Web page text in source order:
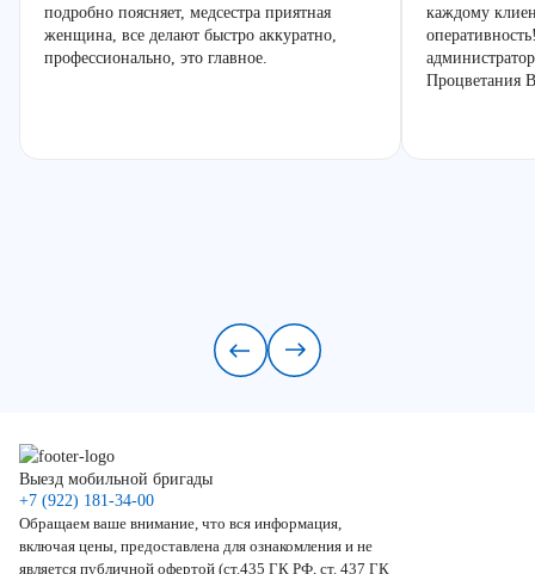
подробно поясняет, медсестра приятная
женщина, все делают быстро аккуратно,
профессионально, это главное.
каждому
Выезд мобильной бригады
+7 (922) 181-34-00
Обращаем ваше внимание, что вся информация,
включая цены, предоставлена для ознакомления и не
является публичной офертой (ст.435 ГК РФ, ст. 437 ГК